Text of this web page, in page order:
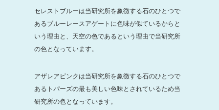
セレストブルーは当研究所を象徴する石のひとつで
あるブルーレースアゲートに色味が似ているからと
いう理由と、天空の色であるという理由で当研究所
の色となっています。
アザレアピンクは当研究所を象徴する石のひとつで
あるトパーズの最も美しい色味とされているため当
研究所の色となっています。